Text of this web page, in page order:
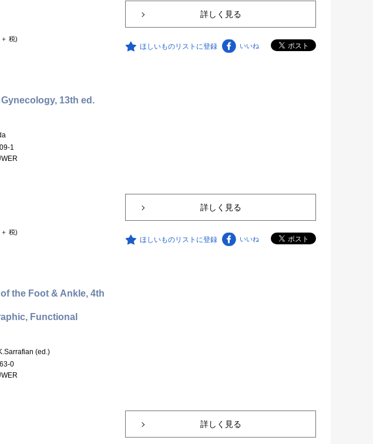
税)
詳しく見る
ほしいものリストに登録 いいね
13th ed.
1
税)
詳しく見る
ほしいものリストに登録 いいね
the Foot & Ankle, 4th
Functional
(ed.)
0
詳しく見る